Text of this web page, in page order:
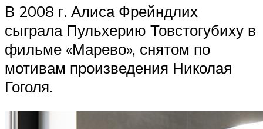
В 2008 г. Алиса Фрейндлих
сыграла Пульхерию Товстогубиху в
фильме «Марево», снятом по
мотивам произведения Николая
Гоголя.